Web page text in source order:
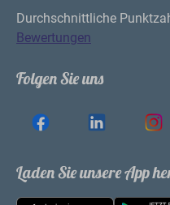
Durchschnittliche
Bewertungen
Folgen Sie uns
Laden Sie unsere App